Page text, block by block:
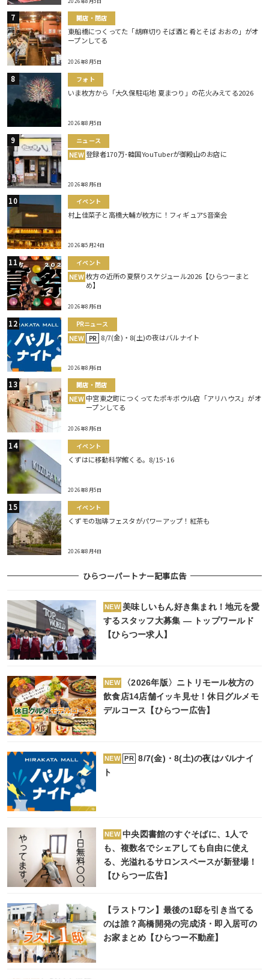
開店・閉店
東船橋につくってた「胡麻切りそば酒と肴とそば おおの」がオ
ープンしてる
2026年8月5日
フォト
いま枚方から「大久保駐屯地 夏まつり」の花火みえてる2026
2026年8月5日
ニュース
NEW 登録者170万･韓国YouTuberが御殿山のお店に
2026年8月6日
イベント
村上佳菜子と高橋大輔が枚方に！フィギュアS音楽会
2026年5月24日
イベント
NEW 枚方の近所の夏祭りスケジュール2026【ひらつーまと
め】
2026年8月6日
PRニュース
NEW PR 8/7(金)・8(土)の夜はバルナイト
2026年8月6日
開店・閉店
NEW 中宮東之町につくってたポキボウル店「アリハウス」がオ
ープンしてる
2026年8月6日
イベント
くずはに移動科学館くる。8/15･16
2026年8月5日
イベント
くずモの珈琲フェスタがパワーアップ！紅茶も
2026年8月4日
ひらつーパートナー記事広告
NEW 美味しいもん好き集まれ！地元を愛
するスタッフ大募集 ― トップワールド
【ひらつー求人】
NEW
〈2026年版〉ニトリモール枚方の
飲食店14店舗イッキ見せ！休日グルメモ
デルコース【ひらつー広告】
NEW PR
8/7(金)・8(土)の夜はバルナイ
ト
NEW 中央図書館のすぐそばに、1人で
も、複数名でシェアしても自由に使え
る、光溢れるサロンスペースが新登場！
【ひらつー広告】
【ラストワン】最後の1邸を引き当てる
のは誰？高橋開発の完成済・即入居可の
お家まとめ【ひらつー不動産】